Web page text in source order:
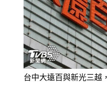
台中大遠百與新光三越